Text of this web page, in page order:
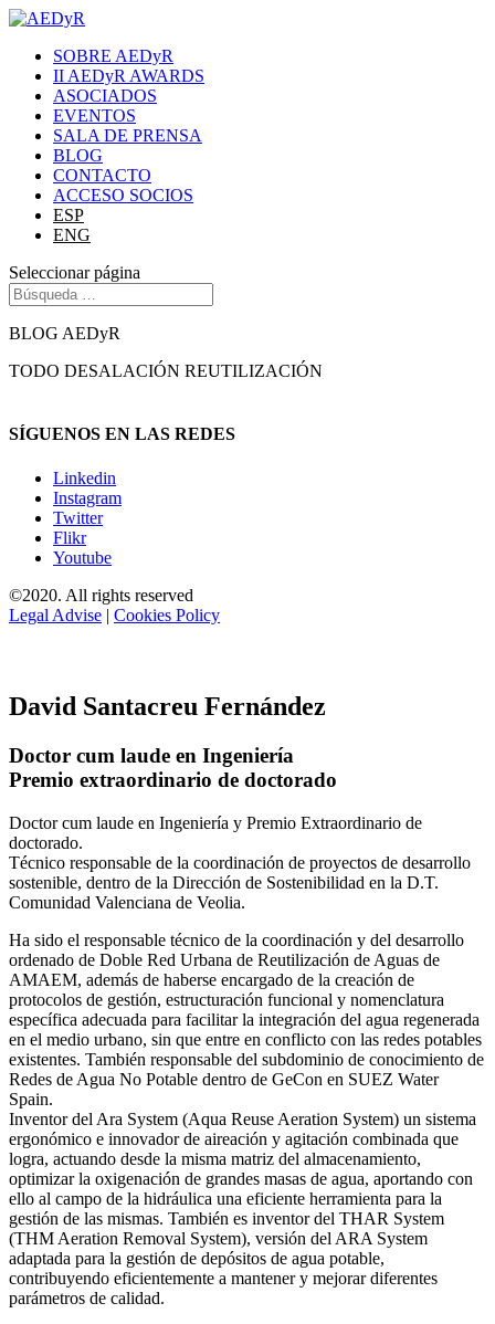
SOBRE AEDyR
II AEDyR AWARDS
ASOCIADOS
EVENTOS
SALA DE PRENSA
BLOG
CONTACTO
ACCESO SOCIOS
ESP
ENG
Seleccionar página
BLOG AEDyR
TODO DESALACIÓN REUTILIZACIÓN
SÍGUENOS EN LAS REDES
Linkedin
Instagram
Twitter
Flikr
Youtube
©2020. All rights reserved
Legal Advise | Cookies Policy
David Santacreu Fernández
Doctor cum laude en Ingeniería
Premio extraordinario de doctorado
Doctor cum laude en Ingeniería y Premio Extraordinario de
doctorado.
Técnico responsable de la coordinación de proyectos de desarrollo
sostenible, dentro de la Dirección de Sostenibilidad en la D.T.
Comunidad Valenciana de Veolia.
Ha sido el responsable técnico de la coordinación y del desarrollo
ordenado de Doble Red Urbana de Reutilización de Aguas de
AMAEM, además de haberse encargado de la creación de
protocolos de gestión, estructuración funcional y nomenclatura
específica adecuada para facilitar la integración del agua regenerada
en el medio urbano, sin que entre en conflicto con las redes potables
existentes. También responsable del subdominio de conocimiento de
Redes de Agua No Potable dentro de GeCon en SUEZ Water
Spain.
Inventor del Ara System (Aqua Reuse Aeration System) un sistema
ergonómico e innovador de aireación y agitación combinada que
logra, actuando desde la misma matriz del almacenamiento,
optimizar la oxigenación de grandes masas de agua, aportando con
ello al campo de la hidráulica una eficiente herramienta para la
gestión de las mismas. También es inventor del THAR System
(THM Aeration Removal System), versión del ARA System
adaptada para la gestión de depósitos de agua potable,
contribuyendo eficientemente a mantener y mejorar diferentes
parámetros de calidad.